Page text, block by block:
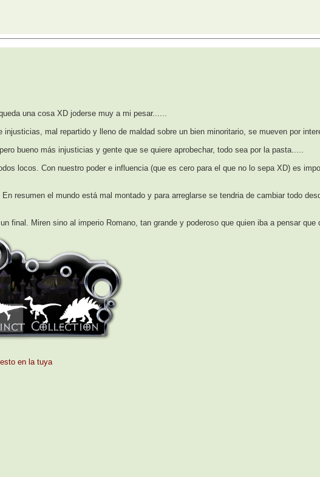
una cosa XD joderse muy a mi pesar......
mal repartido y lleno de maldad sobre un bien minoritario, se mueven por
bueno más injusticias y gente que se quiere aprobechar, todo sea por la pasta.....
locos. Con nuestro poder e influencia (que es cero para el que no lo sepa XD) es
resumen el mundo está mal montado y para arreglarse se tendria de cambiar todo
final. Miren sino al imperio Romano, tan grande y poderoso que quien iba a pensar que
en la tuya